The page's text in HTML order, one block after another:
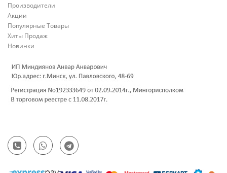
Производители
Акции
Популярные Товары
Хиты Продаж
Новинки